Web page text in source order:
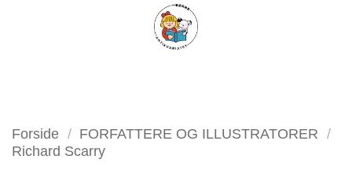
FILTER
Forside / FORFATTERE OG ILLUSTRATORER /
Richard Scarry